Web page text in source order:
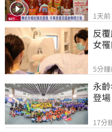
1天前
反
女
5分鐘
永
登場
17分